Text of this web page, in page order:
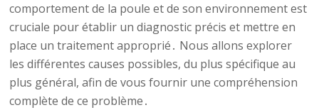
comportement de la poule et de son environnement est
cruciale pour établir un diagnostic précis et mettre en
place un traitement approprié․ Nous allons explorer
les différentes causes possibles, du plus spécifique au
plus général, afin de vous fournir une compréhension
complète de ce problème․